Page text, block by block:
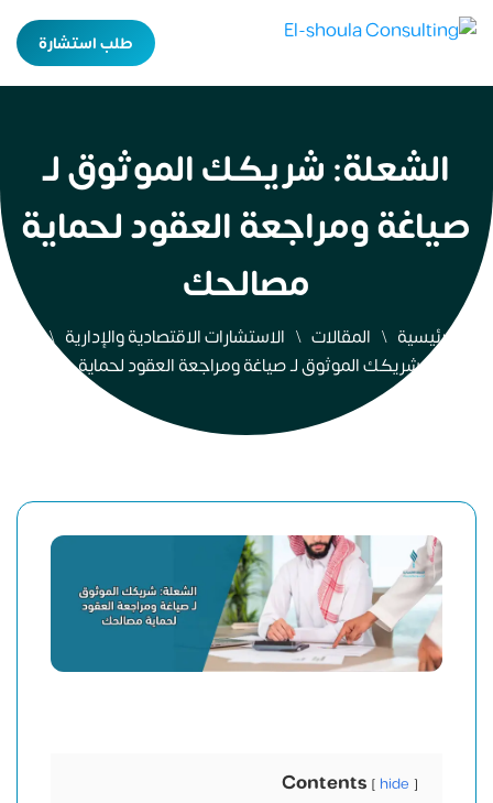
طلب استشارة
الشعلة: شريكك الموثوق لـ
صياغة ومراجعة العقود لحماية
مصالحك
الرئيسية المقالات
الاستشارات الاقتصادية والإدارية
الشعلة: شريكك الموثوق لـ صياغة ومراجعة العقود لحماية مصالحك
Contents hide